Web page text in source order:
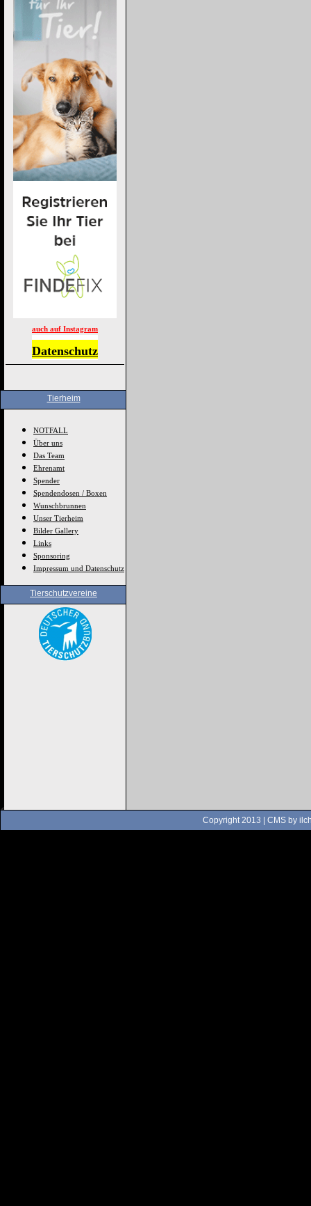
auch auf Instagram
Datenschutz
Tierheim
NOTFALL
Über uns
Das Team
Ehrenamt
Spender
Spendendosen / Boxen
Wunschbrunnen
Unser Tierheim
Bilder Gallery
Links
Sponsoring
Impressum und Datenschutz
Tierschutzvereine
Copyright 2013 | CMS by